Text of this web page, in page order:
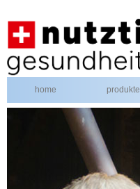
home produkte